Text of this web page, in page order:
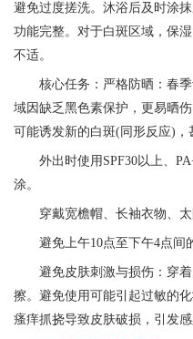
避免过度搓洗。沐浴后及时涂
功能完整。对于白斑区域，保
不适。
核心任务：严格防晒：春季
域因缺乏黑色素保护，更易晒
可能诱发新的白斑(同形反应)，
外出时使用SPF30以上、
涂。
穿戴宽檐帽、长袖衣物、太
避免上午10点至下午4点间的
避免皮肤刺激与损伤：穿着
擦。避免使用可能引起过敏的
瘙痒抓挠导致皮肤破损，引发感